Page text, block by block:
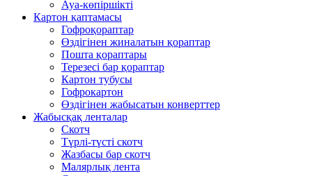
Ауа-көпіршікті
Картон қаптамасы
Гофроқораптар
Өздігінен жиналатын қораптар
Пошта қораптары
Терезесі бар қораптар
Картон тубусы
Гофрокартон
Өздігінен жабысатын конверттер
Жабысқақ ленталар
Скотч
Түрлі-түсті скотч
Жазбасы бар скотч
Малярлық лента